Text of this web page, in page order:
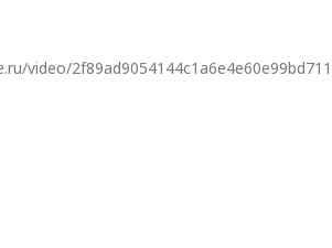
video/